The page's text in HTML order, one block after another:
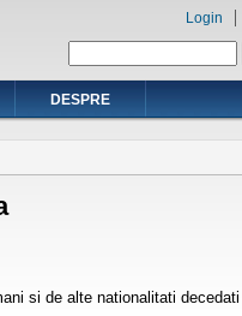
Login
DESPRE
si de alte nationalitati